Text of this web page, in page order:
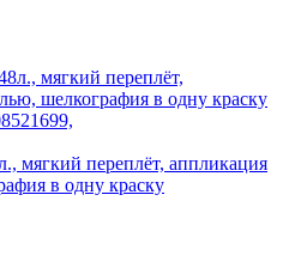
мягкий переплёт, аппликация
в одну краску